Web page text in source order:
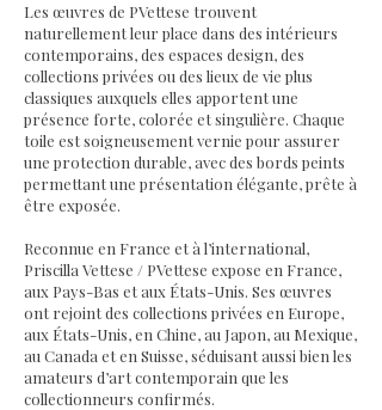
Les œuvres de PVettese trouvent
naturellement leur place dans des intérieurs
contemporains, des espaces design, des
collections privées ou des lieux de vie plus
classiques auxquels elles apportent une
présence forte, colorée et singulière. Chaque
toile est soigneusement vernie pour assurer
une protection durable, avec des bords peints
permettant une présentation élégante, prête à
être exposée.
Reconnue en France et à l’international,
Priscilla Vettese / PVettese expose en France,
aux Pays-Bas et aux États-Unis. Ses œuvres
ont rejoint des collections privées en Europe,
aux États-Unis, en Chine, au Japon, au Mexique,
au Canada et en Suisse, séduisant aussi bien les
amateurs d’art contemporain que les
collectionneurs confirmés.